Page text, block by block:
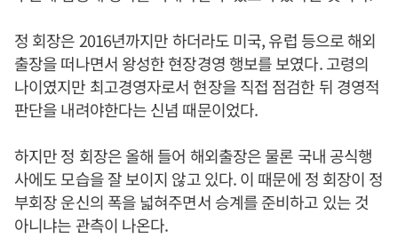
정 회장은 2016년까지만 하더라도 미국, 유럽 등으로 해외
출장을 떠나면서 왕성한 현장경영 행보를 보였다. 고령의
나이였지만 최고경영자로서 현장을 직접 점검한 뒤 경영적
판단을 내려야한다는 신념 때문이었다.
하지만 정 회장은 올해 들어 해외출장은 물론 국내 공식행
사에도 모습을 잘 보이지 않고 있다. 이 때문에 정 회장이 정
부회장 운신의 폭을 넓혀주면서 승계를 준비하고 있는 것
아니냐는 관측이 나온다.